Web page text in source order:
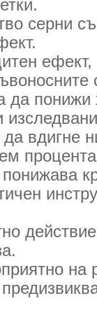
серни
ефект,
да понижи
вдигне
на